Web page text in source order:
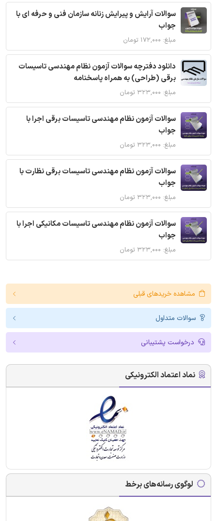
سوالات آرایش و پیرایش زنانه سازمان فنی و حرفه ای با
جواب
مبلغ: ۱۷۲,۰۰۰ تومان
دانلود دفترچه سوالات آزمون نظام مهندسی تاسیسات
برقی (طراحی) به همراه پاسخنامه
مبلغ: ۳۲۳,۰۰۰ تومان
سوالات آزمون نظام مهندسی تاسیسات برقی اجرا با
جواب
مبلغ: ۳۲۳,۰۰۰ تومان
سوالات آزمون نظام مهندسی تاسیسات برقی نظارت با
جواب
مبلغ: ۳۲۳,۰۰۰ تومان
سوالات آزمون نظام مهندسی تاسیسات مکانیکی اجرا با
جواب
مبلغ: ۳۲۳,۰۰۰ تومان
مشاهده خریدهای قبلی
سوالات متداول
درخواست پشتیبانی
نماد اعتماد الکترونیکی
لوگوی رسانه‌های برخط